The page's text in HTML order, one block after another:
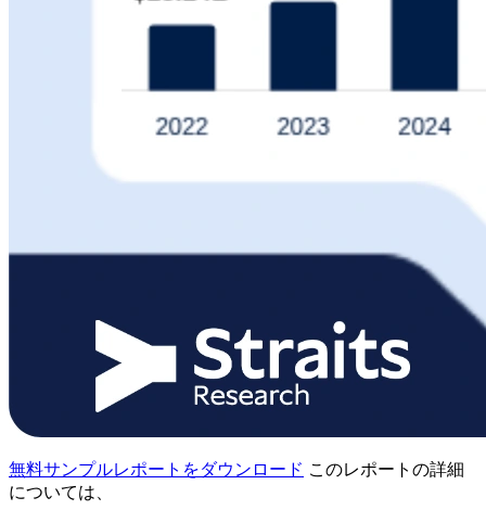
無料サンプルレポートをダウンロード このレポートの詳細
については、